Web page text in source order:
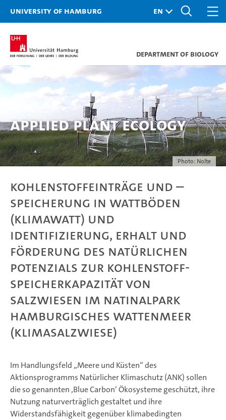
University of Hamburg
Department of Biology
Photo: Nolte
Applied Plant Ecology
Kohlenstoffeinträge und –
speicherung in Wattböden
(KlimaWatt) und
Identifizierung, Erhalt und
Förderung des natürlichen
Potenzials zur Kohlenstoff-
Speicherkapazität von
Salzwiesen im Natinalpark
Hamburgisches Wattenmeer
(KlimaSalzwiese)
Im Handlungsfeld „Meere und Küsten“ des
Aktionsprogramms Natürlicher Klimaschutz (ANK) sollen
die so genannten ‚Blue Carbon‘ Ökosysteme geschützt, ihre
Nutzung naturverträglich gestaltet und ihre
Widerstandsfähigkeit gegenüber klimabedingten